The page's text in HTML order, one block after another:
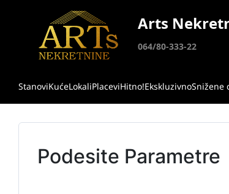
Arts
064/80-333-22
StanoviKućeLokaliPlaceviHitno!EkskluzivnoSnižene
Podesite Parametre